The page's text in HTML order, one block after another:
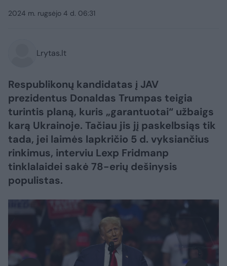
2024 m. rugsėjo 4 d. 06:31
Lrytas.lt
Respublikonų kandidatas į JAV
prezidentus Donaldas Trumpas teigia
turintis planą, kuris „garantuotai“ užbaigs
karą Ukrainoje. Tačiau jis jį paskelbsiąs tik
tada, jei laimės lapkričio 5 d. vyksiančius
rinkimus, interviu Lexp Fridmanp
tinklalaidei sakė 78-erių dešinysis
populistas.